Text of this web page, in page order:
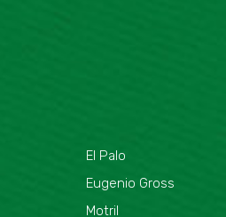
El Palo
Eugenio Gross
Motril